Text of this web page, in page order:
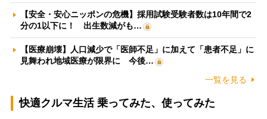
【安全・安心ニッポンの危機】採用試験受験者数は10年間で2
分の1以下に！ 出生数減がも…
【医療崩壊】人口減少で「医師不足」に加えて「患者不足」に
見舞われ地域医療が限界に 今後…
一覧を見る
快適クルマ生活 乗ってみた、使ってみた